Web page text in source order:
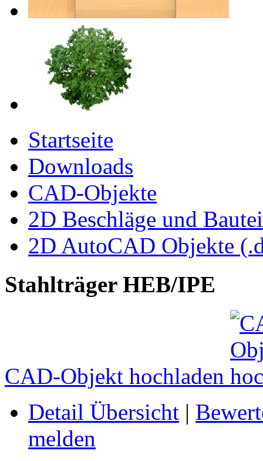
Startseite
Downloads
CAD-Objekte
2D Beschläge und
2D AutoCAD Objekte
Stahlträger HEB/IPE
CAD-Objekt hochladen
Detail Übersicht |
melden